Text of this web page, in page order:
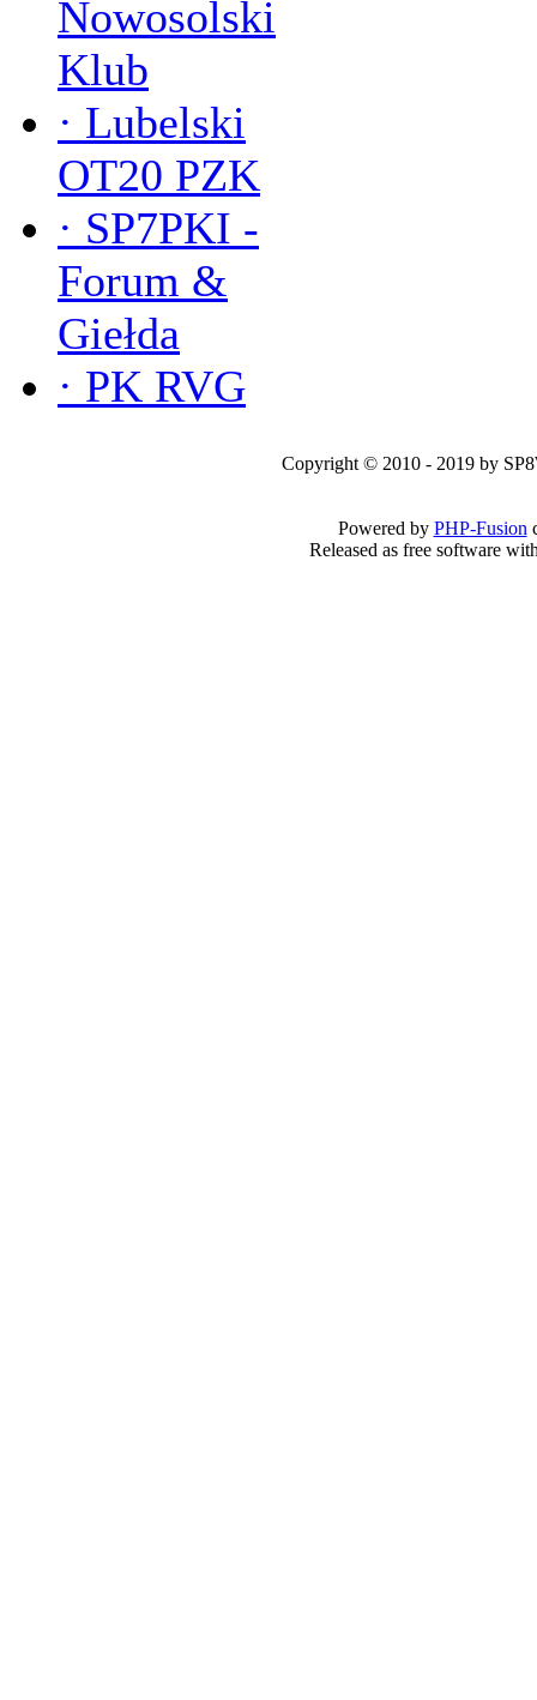
Nowosolski
Klub
· Lubelski
OT20 PZK
· SP7PKI -
Forum &
Giełda
· PK RVG
Copyright © 2010 - 2019 by
Powered by PHP-Fusion
Released as free software